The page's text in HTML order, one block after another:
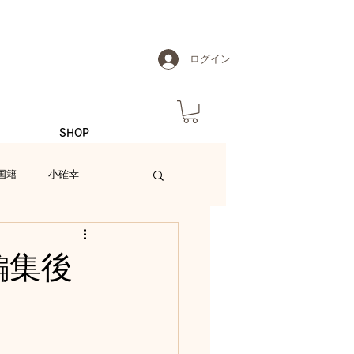
SHOP
ログイン
籍 小確幸
後